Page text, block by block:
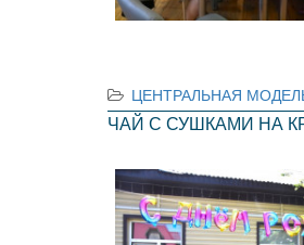
ЦЕНТРАЛЬНАЯ
ЧАЙ С СУШКАМИ НА